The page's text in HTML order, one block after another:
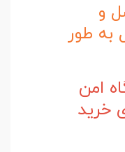
و
طور
امن
خرید